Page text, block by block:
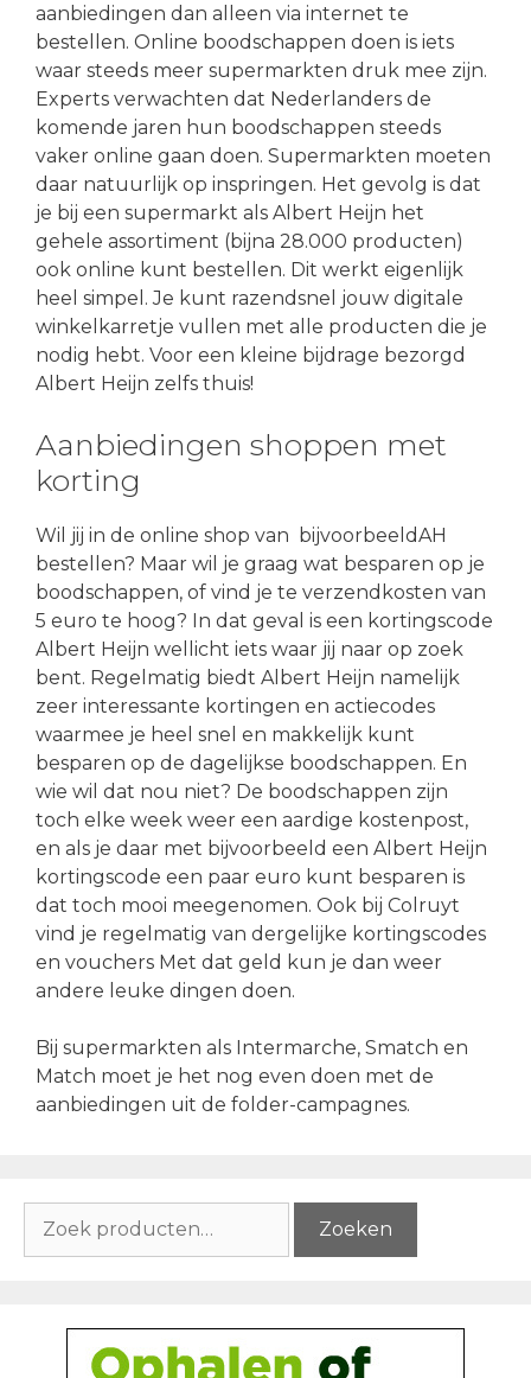
aanbiedingen dan alleen via internet te
bestellen. Online boodschappen doen is iets
waar steeds meer supermarkten druk mee zijn.
Experts verwachten dat Nederlanders de
komende jaren hun boodschappen steeds
vaker online gaan doen. Supermarkten moeten
daar natuurlijk op inspringen. Het gevolg is dat
je bij een supermarkt als Albert Heijn het
gehele assortiment (bijna 28.000 producten)
ook online kunt bestellen. Dit werkt eigenlijk
heel simpel. Je kunt razendsnel jouw digitale
winkelkarretje vullen met alle producten die je
nodig hebt. Voor een kleine bijdrage bezorgd
Albert Heijn zelfs thuis!
Aanbiedingen shoppen met
korting
Wil jij in de online shop van bijvoorbeeldAH
bestellen? Maar wil je graag wat besparen op je
boodschappen, of vind je te verzendkosten van
5 euro te hoog? In dat geval is een kortingscode
Albert Heijn wellicht iets waar jij naar op zoek
bent. Regelmatig biedt Albert Heijn namelijk
zeer interessante kortingen en actiecodes
waarmee je heel snel en makkelijk kunt
besparen op de dagelijkse boodschappen. En
wie wil dat nou niet? De boodschappen zijn
toch elke week weer een aardige kostenpost,
en als je daar met bijvoorbeeld een Albert Heijn
kortingscode een paar euro kunt besparen is
dat toch mooi meegenomen. Ook bij Colruyt
vind je regelmatig van dergelijke kortingscodes
en vouchers Met dat geld kun je dan weer
andere leuke dingen doen.
Bij supermarkten als Intermarche, Smatch en
Match moet je het nog even doen met de
aanbiedingen uit de folder-campagnes.
naar:
Zoeken